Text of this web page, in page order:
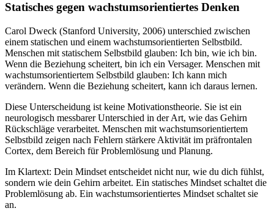
Statisches gegen wachstumsorientiertes Denken
Carol Dweck (Stanford University, 2006) unterschied zwischen
einem statischen und einem wachstumsorientierten Selbstbild.
Menschen mit statischem Selbstbild glauben: Ich bin, wie ich bin.
Wenn die Beziehung scheitert, bin ich ein Versager. Menschen mit
wachstumsorientiertem Selbstbild glauben: Ich kann mich
verändern. Wenn die Beziehung scheitert, kann ich daraus lernen.
Diese Unterscheidung ist keine Motivationstheorie. Sie ist ein
neurologisch messbarer Unterschied in der Art, wie das Gehirn
Rückschläge verarbeitet. Menschen mit wachstumsorientiertem
Selbstbild zeigen nach Fehlern stärkere Aktivität im präfrontalen
Cortex, dem Bereich für Problemlösung und Planung.
Im Klartext: Dein Mindset entscheidet nicht nur, wie du dich fühlst,
sondern wie dein Gehirn arbeitet. Ein statisches Mindset schaltet die
Problemlösung ab. Ein wachstumsorientiertes Mindset schaltet sie
an.